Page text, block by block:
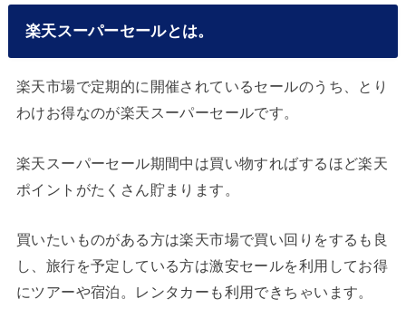
楽天スーパーセールとは。
楽天市場で定期的に開催されているセールのうち、とり
わけお得なのが楽天スーパーセールです。
楽天スーパーセール期間中は買い物すればするほど楽天
ポイントがたくさん貯まります。
買いたいものがある方は楽天市場で買い回りをするも良
し、旅行を予定している方は激安セールを利用してお得
にツアーや宿泊。レンタカーも利用できちゃいます。